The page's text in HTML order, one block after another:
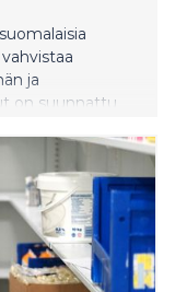
ja
on suunnattu
ratkaisuja.